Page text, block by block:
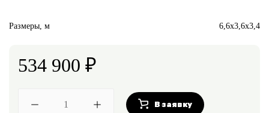
Размеры, м 6,6х3,6х3,4
534 900 ₽
В заявку